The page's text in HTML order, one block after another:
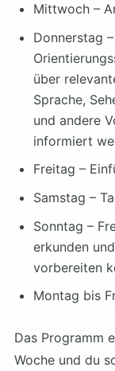
Mittwoch –
Donnerstag
über
Sprache,
und andere
informiert
Freitag –
Samstag –
Sonntag –
erkunden
vorbereiten
Montag bis
Das Programm
Woche und du